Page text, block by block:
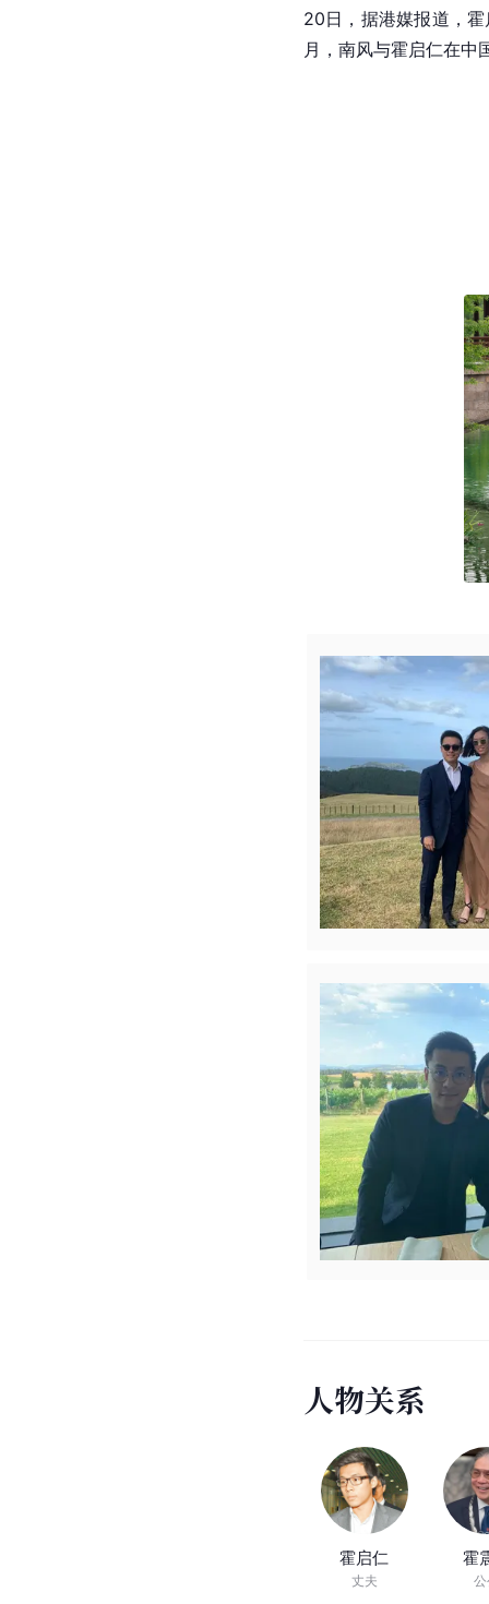
20日，据港媒报道，
月，南风与霍启仁在中
人物关系
霍启仁
丈夫
霍